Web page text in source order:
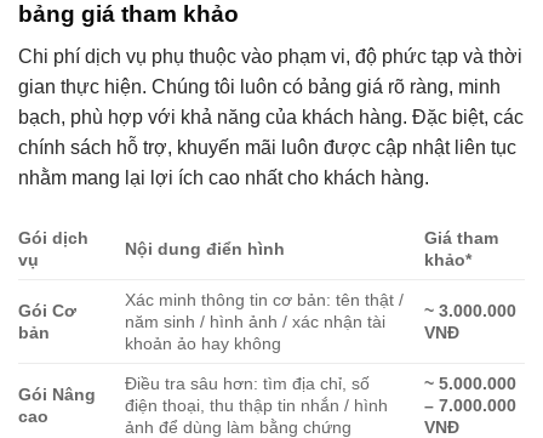
bảng giá tham khảo
Chi phí dịch vụ phụ thuộc vào phạm vi, độ phức tạp và thời
gian thực hiện. Chúng tôi luôn có bảng giá rõ ràng, minh
bạch, phù hợp với khả năng của khách hàng. Đặc biệt, các
chính sách hỗ trợ, khuyến mãi luôn được cập nhật liên tục
nhằm mang lại lợi ích cao nhất cho khách hàng.
Gói dịch
vụ
Nội dung điển hình
Giá tham
khảo*
Gói Cơ
bản
Xác minh thông tin cơ bản: tên thật /
năm sinh / hình ảnh / xác nhận tài
khoản ảo hay không
~ 3.000.000
VNĐ
Gói Nâng
cao
Điều tra sâu hơn: tìm địa chỉ, số
điện thoại, thu thập tin nhắn / hình
ảnh để dùng làm bằng chứng
~ 5.000.000
– 7.000.000
VNĐ